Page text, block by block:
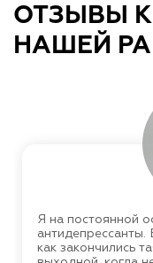
ОТЗЫВЫ
НАШЕЙ
Я на постоянной
антидепрессанты.
как закончились